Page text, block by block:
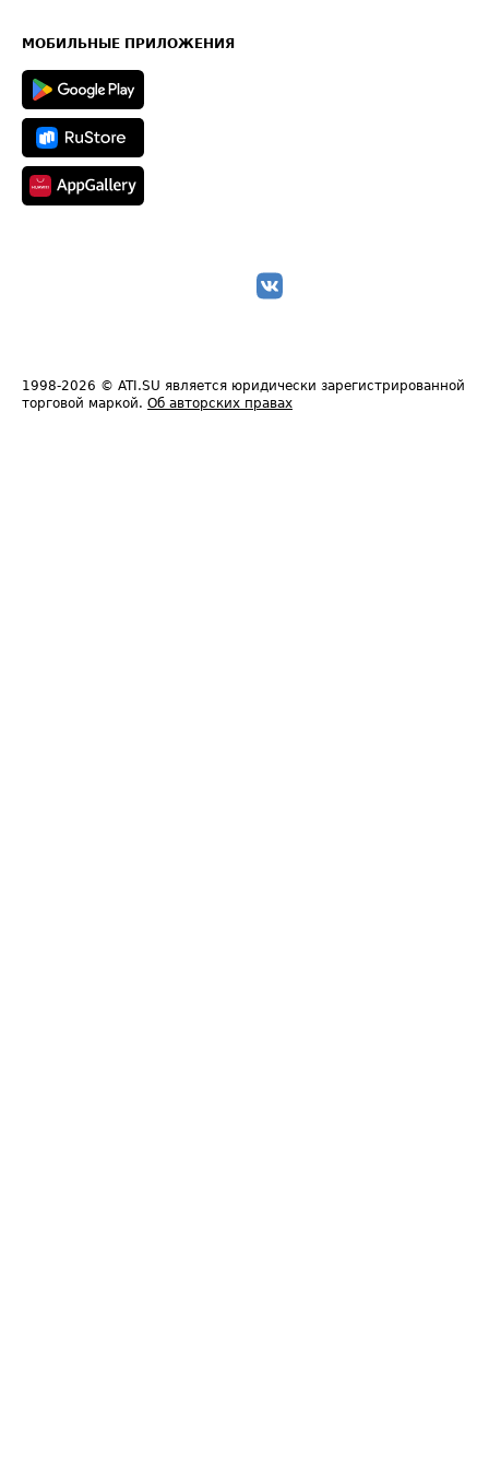
Техническая информация
МОБИЛЬНЫЕ ПРИЛОЖЕНИЯ
1998-2026 © ATI.SU является юридически зарегистрированной
торговой маркой. Об авторских правах